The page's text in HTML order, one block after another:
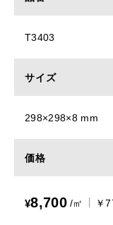
T3403
サイズ
298×298×8 mm
価格
¥8,700 /㎡ ￥